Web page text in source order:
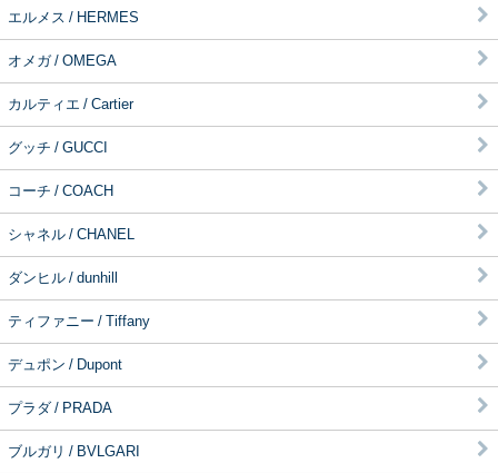
エルメス / HERMES
オメガ / OMEGA
カルティエ / Cartier
グッチ / GUCCI
コーチ / COACH
シャネル / CHANEL
ダンヒル / dunhill
ティファニー / Tiffany
デュポン / Dupont
プラダ / PRADA
ブルガリ / BVLGARI